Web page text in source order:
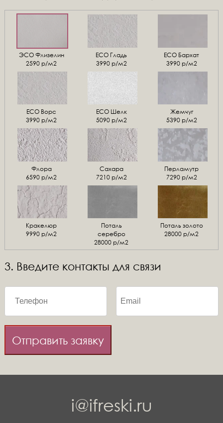
ЭСО Флизелин
2590 р/м2
ЕСО Гладь
3990 р/м2
ECO Бархат
3990 р/м2
ЕСО Ворс
3990 р/м2
ЕСО Шелк
5090 р/м2
Жемчуг
5390 р/м2
Флора
6590 р/м2
Сахара
7210 р/м2
Перламутр
7290 р/м2
Кракелюр
9990 р/м2
Поталь
серебро
28000 р/м2
Поталь золото
28000 р/м2
3. Введите контакты для связи
Отправить заявку
i@ifreski.ru